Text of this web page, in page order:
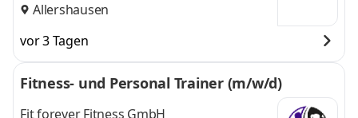
Allershausen
vor 3 Tagen
Fitness- und Personal Trainer (m/w/d)
Fit forever Fitness GmbH